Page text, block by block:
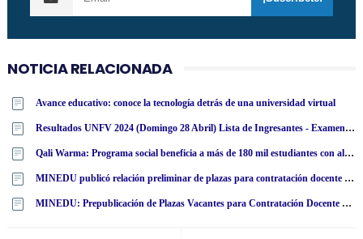
NOTICIA RELACIONADA
Avance educativo: conoce la tecnología detrás de una universidad virtual
Resultados UNFV 2024 (Domingo 28 Abril) Lista de Ingresantes - Examen Admisión Ordinario y Extraordinario - Universidad Nacional Federico Villarreal - www·unfv·edu·pe
Qali Warma: Programa social beneficia a más de 180 mil estudiantes con alimentos nutritivos en San Martín
MINEDU publicó relación preliminar de plazas para contratación docente 2024 por región [ACTUALIZADO]
MINEDU: Prepublicación de Plazas Vacantes para Contratación Docente 2024 - www·minedu·gob·pe